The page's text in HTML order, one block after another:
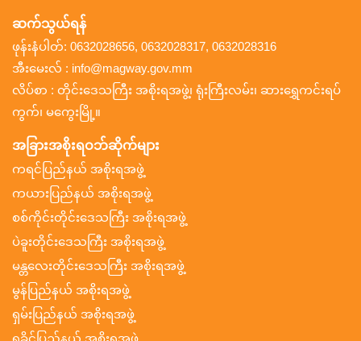
ဆက်သွယ်ရန်
ဖုန်းနံပါတ်: 0632028656, 0632028317, 0632028316
အီးမေးလ် : info@magway.gov.mm
လိပ်စာ : တိုင်းဒေသကြီး အစိုးရအဖွဲ့၊ ရုံးကြီးလမ်း၊ ဆားရွှေကင်းရပ်
ကွက်၊ မကွေးမြို့။
အခြားအစိုးရဝဘ်ဆိုက်များ
ကရင်ပြည်နယ် အစိုးရအဖွဲ့
ကယားပြည်နယ် အစိုးရအဖွဲ့
စစ်ကိုင်းတိုင်းဒေသကြီး အစိုးရအဖွဲ့
ပဲခူးတိုင်းဒေသကြီး အစိုးရအဖွဲ့
မန္တလေးတိုင်းဒေသကြီး အစိုးရအဖွဲ့
မွန်ပြည်နယ် အစိုးရအဖွဲ့
ရှမ်းပြည်နယ် အစိုးရအဖွဲ့